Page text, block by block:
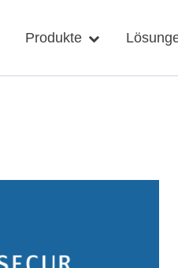
Produkte